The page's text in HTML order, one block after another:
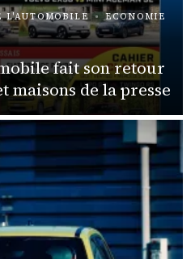
L'AUTOMOBILE
ECONOMIE
fait son retour
maisons de la presse